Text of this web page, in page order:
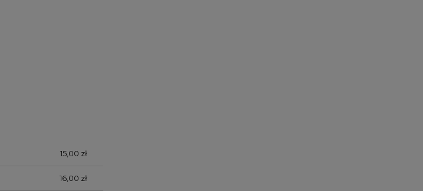
15,00 zł
16,00 zł